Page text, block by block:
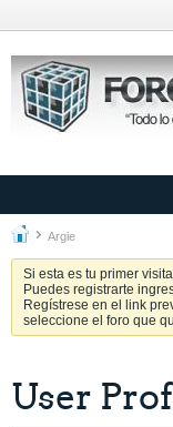
Argie
Si esta es tu primer
Puedes registrarte
Regístrese en el link
seleccione el foro que
User